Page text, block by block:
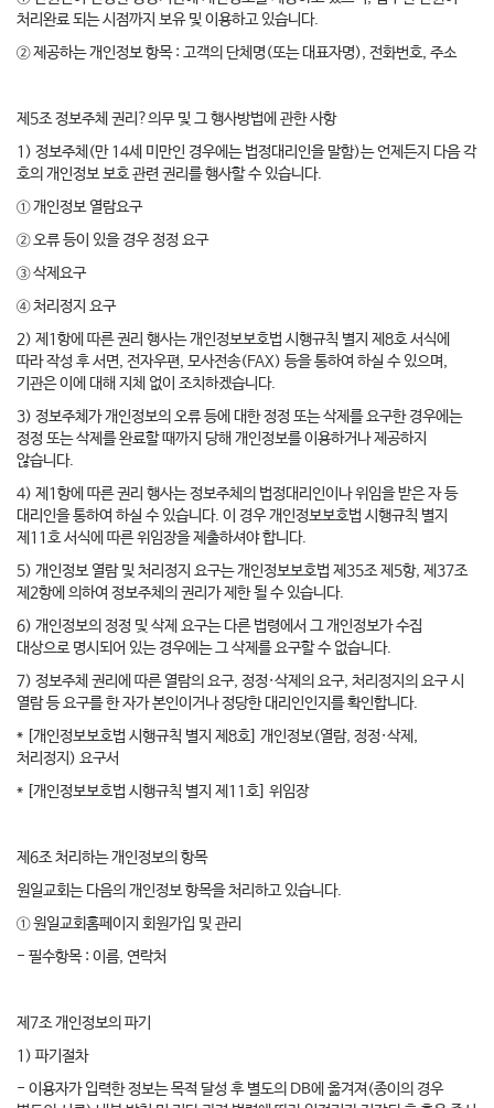
처리완료 되는 시점까지 보유 및 이용하고 있습니다.
② 제공하는 개인정보 항목 : 고객의 단체명(또는 대표자명), 전화번호, 주소
제5조 정보주체 권리?의무 및 그 행사방법에 관한 사항
1) 정보주체(만 14세 미만인 경우에는 법정대리인을 말함)는 언제든지 다음 각
호의 개인정보 보호 관련 권리를 행사할 수 있습니다.
① 개인정보 열람요구
② 오류 등이 있을 경우 정정 요구
③ 삭제요구
④ 처리정지 요구
2) 제1항에 따른 권리 행사는 개인정보보호법 시행규칙 별지 제8호 서식에
따라 작성 후 서면, 전자우편, 모사전송(FAX) 등을 통하여 하실 수 있으며,
기관은 이에 대해 지체 없이 조치하겠습니다.
3) 정보주체가 개인정보의 오류 등에 대한 정정 또는 삭제를 요구한 경우에는
정정 또는 삭제를 완료할 때까지 당해 개인정보를 이용하거나 제공하지
않습니다.
4) 제1항에 따른 권리 행사는 정보주체의 법정대리인이나 위임을 받은 자 등
대리인을 통하여 하실 수 있습니다. 이 경우 개인정보보호법 시행규칙 별지
제11호 서식에 따른 위임장을 제출하셔야 합니다.
5) 개인정보 열람 및 처리정지 요구는 개인정보보호법 제35조 제5항, 제37조
제2항에 의하여 정보주체의 권리가 제한 될 수 있습니다.
6) 개인정보의 정정 및 삭제 요구는 다른 법령에서 그 개인정보가 수집
대상으로 명시되어 있는 경우에는 그 삭제를 요구할 수 없습니다.
7) 정보주체 권리에 따른 열람의 요구, 정정·삭제의 요구, 처리정지의 요구 시
열람 등 요구를 한 자가 본인이거나 정당한 대리인인지를 확인합니다.
* [개인정보보호법 시행규칙 별지 제8호] 개인정보(열람, 정정·삭제,
처리정지) 요구서
* [개인정보보호법 시행규칙 별지 제11호] 위임장
제6조 처리하는 개인정보의 항목
원일교회는 다음의 개인정보 항목을 처리하고 있습니다.
① 원일교회홈페이지 회원가입 및 관리
- 필수항목 : 이름, 연락처
제7조 개인정보의 파기
1) 파기절차
- 이용자가 입력한 정보는 목적 달성 후 별도의 DB에 옮겨져(종이의 경우